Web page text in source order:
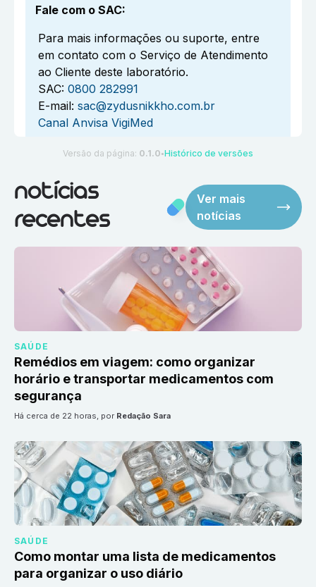
Fale com o SAC:
Para mais informações ou suporte, entre
em contato com o Serviço de Atendimento
ao Cliente deste laboratório.
SAC: 0800 282991
E-mail: sac@zydusnikkho.com.br
Canal Anvisa VigiMed
Versão da página: 0.1.0 ●Histórico de versões
notícias
recentes
Ver mais
notícias
SAÚDE
Remédios em viagem: como organizar
horário e transportar medicamentos com
segurança
há cerca de 22 horas, por Redação Sara
SAÚDE
Como montar uma lista de medicamentos
para organizar o uso diário